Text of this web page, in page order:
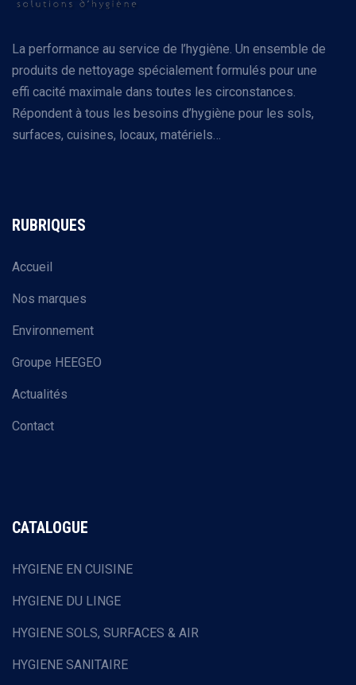
La performance au service de l’hygiène. Un ensemble de
produits de nettoyage spécialement formulés pour une
effi cacité maximale dans toutes les circonstances.
Répondent à tous les besoins d’hygiène pour les sols,
surfaces, cuisines, locaux, matériels…
RUBRIQUES
Accueil
Nos marques
Environnement
Groupe HEEGEO
Actualités
Contact
CATALOGUE
HYGIENE EN CUISINE
HYGIENE DU LINGE
HYGIENE SOLS, SURFACES & AIR
HYGIENE SANITAIRE